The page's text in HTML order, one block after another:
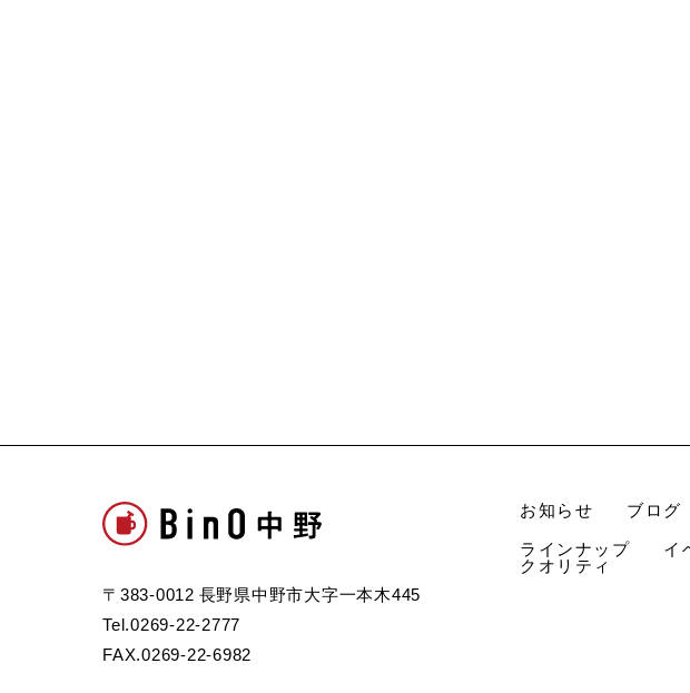
〒383-0012 長野県中野市大字一本木445
Tel.0269-22-2777
FAX.0269-22-6982
お知らせ ブログ
ラインナップ
イ
クオリティ